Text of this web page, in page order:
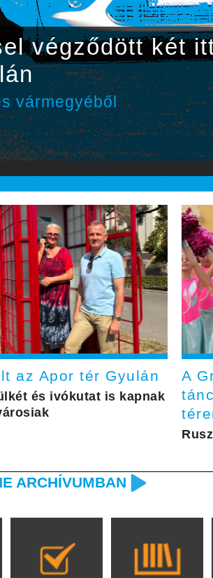
végződött két
vármegyéből
az Apor tér Gyulán
és ivókutat is kapnak
A
ARCHÍVUMBAN